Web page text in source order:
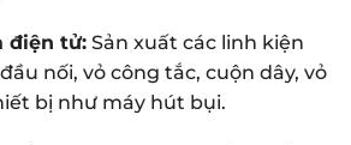
điện tử:Sản xuất các linh kiện
nối, vỏ công tắc, cuộn dây, vỏ
bị như máy hút bụi.